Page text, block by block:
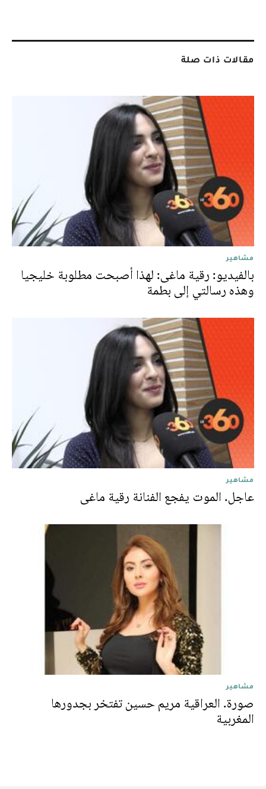
مقالات ذات صلة
مشاهير
بالفيديو: رقية ماغى: لهذا أصبحت مطلوبة خليجيا
وهذه رسالتي إلى بطمة
مشاهير
عاجل. الموت يفجع الفنانة رقية ماغى
مشاهير
صورة. العراقية مريم حسين تفتخر بجدورها
المغربية